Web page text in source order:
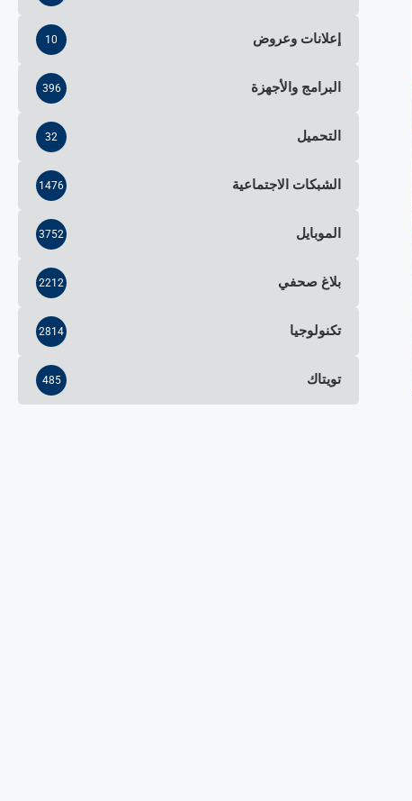
إعلانات وعروض 10
البرامج والأجهزة 396
التحميل 32
الشبكات الاجتماعية 1476
الموبايل 3752
بلاغ صحفي 2212
تكنولوجيا 2814
تويتاك 485